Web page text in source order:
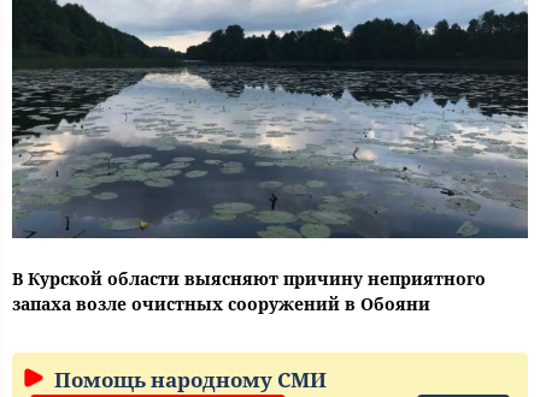
В Курской области выясняют причину неприятного
запаха возле очистных сооружений в Обояни
Помощь народному СМИ